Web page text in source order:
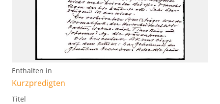
Enthalten in
Kurzpredigten
Titel